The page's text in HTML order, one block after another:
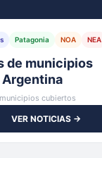
Patagonia NOA NEA
de municipios
cubiertos
VER NOTICIAS →